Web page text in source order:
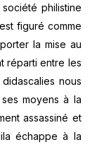
philistine
figuré comme
la mise au
réparti entre les
nous
moyens à la
assassiné et
échappe à la